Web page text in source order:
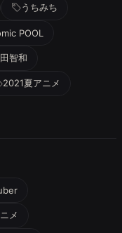
うちみち
POOL
智和
2021夏アニメ
メ